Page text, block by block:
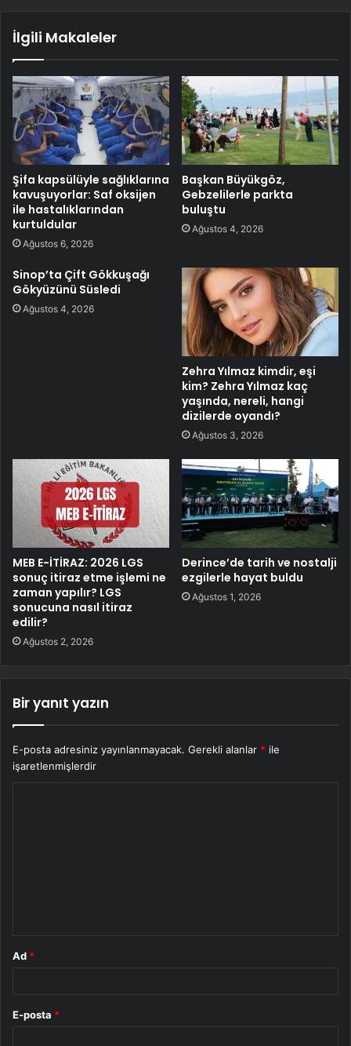
İlgili Makaleler
Şifa kapsülüyle sağlıklarına
kavuşuyorlar: Saf oksijen
ile hastalıklarından
kurtuldular
Ağustos 6, 2026
Başkan Büyükgöz,
Gebzelilerle parkta
buluştu
Ağustos 4, 2026
Sinop’ta Çift Gökkuşağı
Gökyüzünü Süsledi
Ağustos 4, 2026
Zehra Yılmaz kimdir, eşi
kim? Zehra Yılmaz kaç
yaşında, nereli, hangi
dizilerde oyandı?
Ağustos 3, 2026
MEB E-İTİRAZ: 2026 LGS
sonuç itiraz etme işlemi ne
zaman yapılır? LGS
sonucuna nasıl itiraz
edilir?
Ağustos 2, 2026
Derince’de tarih ve nostalji
ezgilerle hayat buldu
Ağustos 1, 2026
Bir yanıt yazın
E-posta adresiniz yayınlanmayacak. Gerekli alanlar * ile
işaretlenmişlerdir
Ad *
E-posta *